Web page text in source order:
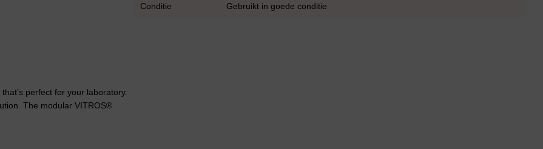
perfect for your laboratory.
The modular VITROS®
Conditie Gebruikt in goede conditie